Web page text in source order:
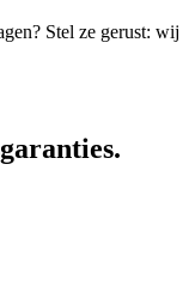
Stel ze gerust: wij